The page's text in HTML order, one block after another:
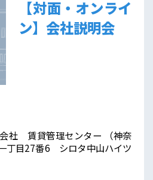
【対面・オンライ
ン】会社説明会
社 賃貸管理センター （神奈
丁目27番6 シロタ中山ハイツ